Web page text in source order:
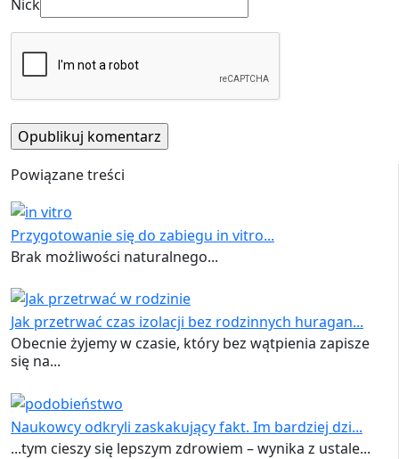
Nick
Powiązane treści
Przygotowanie się do zabiegu in vitro...
Brak możliwości naturalnego...
Jak przetrwać czas izolacji bez rodzinnych huragan...
Obecnie żyjemy w czasie, który bez wątpienia zapisze
się na...
Naukowcy odkryli zaskakujący fakt. Im bardziej dzi...
...tym cieszy się lepszym zdrowiem – wynika z ustale...